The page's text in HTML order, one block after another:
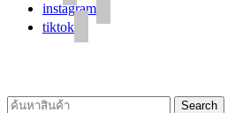
instagram
tiktok
Search